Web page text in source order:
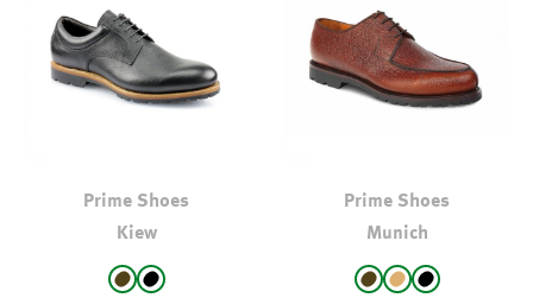
Prime Shoes
Kiew
auswählen
Dunkelbraun
schwarz
Prime Shoes
Munich
auswählen
Dunkelbraun
Cognacschwarz